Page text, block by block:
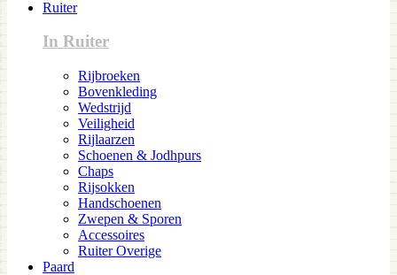
Ruiter
In Ruiter
Rijbroeken
Bovenkleding
Wedstrijd
Veiligheid
Rijlaarzen
Schoenen & Jodhpurs
Chaps
Rijsokken
Handschoenen
Zwepen & Sporen
Accessoires
Ruiter Overige
Paard